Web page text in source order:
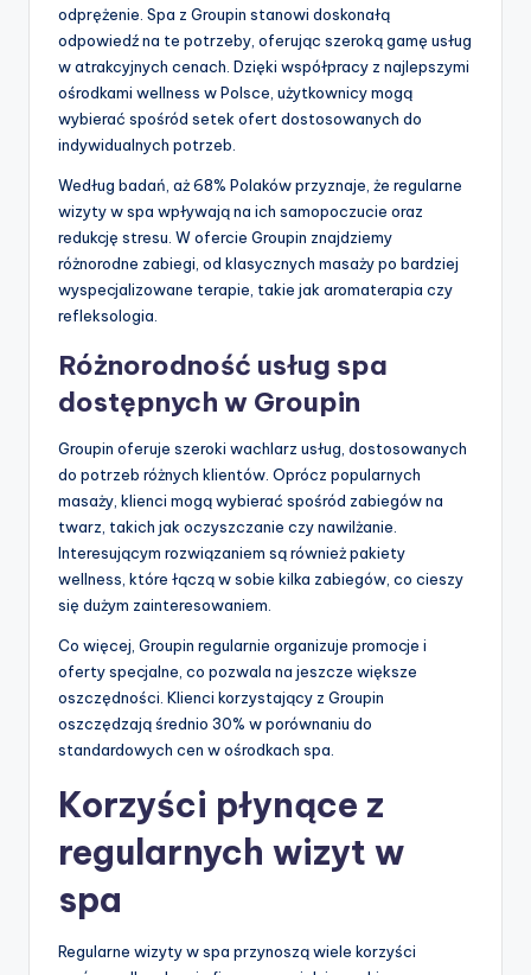
odprężenie. Spa z Groupin stanowi doskonałą
odpowiedź na te potrzeby, oferując szeroką gamę usług
w atrakcyjnych cenach. Dzięki współpracy z najlepszymi
ośrodkami wellness w Polsce, użytkownicy mogą
wybierać spośród setek ofert dostosowanych do
indywidualnych potrzeb.
Według badań, aż 68% Polaków przyznaje, że regularne
wizyty w spa wpływają na ich samopoczucie oraz
redukcję stresu. W ofercie Groupin znajdziemy
różnorodne zabiegi, od klasycznych masaży po bardziej
wyspecjalizowane terapie, takie jak aromaterapia czy
refleksologia.
Różnorodność usług spa
dostępnych w Groupin
Groupin oferuje szeroki wachlarz usług, dostosowanych
do potrzeb różnych klientów. Oprócz popularnych
masaży, klienci mogą wybierać spośród zabiegów na
twarz, takich jak oczyszczanie czy nawilżanie.
Interesującym rozwiązaniem są również pakiety
wellness, które łączą w sobie kilka zabiegów, co cieszy
się dużym zainteresowaniem.
Co więcej, Groupin regularnie organizuje promocje i
oferty specjalne, co pozwala na jeszcze większe
oszczędności. Klienci korzystający z Groupin
oszczędzają średnio 30% w porównaniu do
standardowych cen w ośrodkach spa.
Korzyści płynące z
regularnych wizyt w
spa
Regularne wizyty w spa przynoszą wiele korzyści